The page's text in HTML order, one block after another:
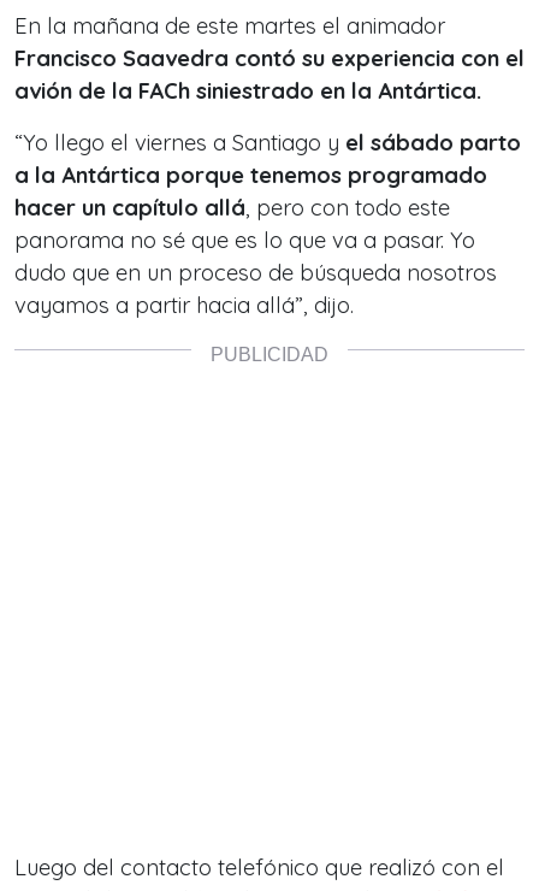
En la mañana de este martes el animador
Francisco Saavedra contó su experiencia con el
avión de la FACh siniestrado en la Antártica.
“Yo llego el viernes a Santiago y el sábado parto
a la Antártica porque tenemos programado
hacer un capítulo allá, pero con todo este
panorama no sé que es lo que va a pasar. Yo
dudo que en un proceso de búsqueda nosotros
vayamos a partir hacia allá”, dijo.
Luego del contacto telefónico que realizó con el